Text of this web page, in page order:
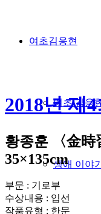
여초김응현
여초 김응
생애 이야기
2018년 제
황종훈 〈金時
35×135cm
부문 : 기로부
수상내용 : 입선
작품유형 : 한문